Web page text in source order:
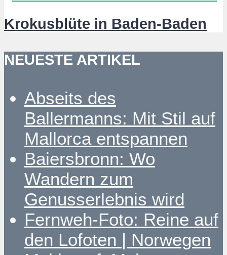
Krokusblüte in Baden-Baden
NEUESTE ARTIKEL
Abseits des
Ballermanns: Mit Stil auf
Mallorca entspannen
Baiersbronn: Wo
Wandern zum
Genusserlebnis wird
Fernweh-Foto: Reine auf
den Lofoten | Norwegen